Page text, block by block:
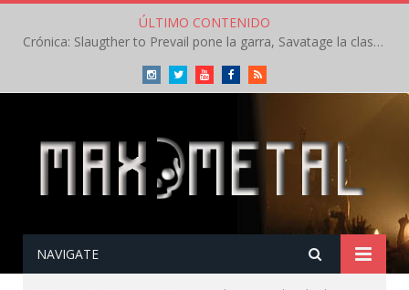
ÚLTIMO CONTENIDO
Crónica: Slaugther to Prevail pone la garra, Savatage la clase en la apertura del Leyendas del Rock – Miércoles – Agosto 2026
InstagramTwitterYoutubeFacebookRSS
NAVIGATE